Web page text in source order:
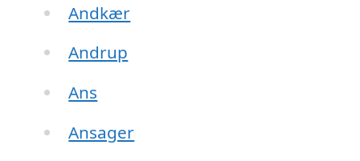
Andkær
Andrup
Ans
Ansager